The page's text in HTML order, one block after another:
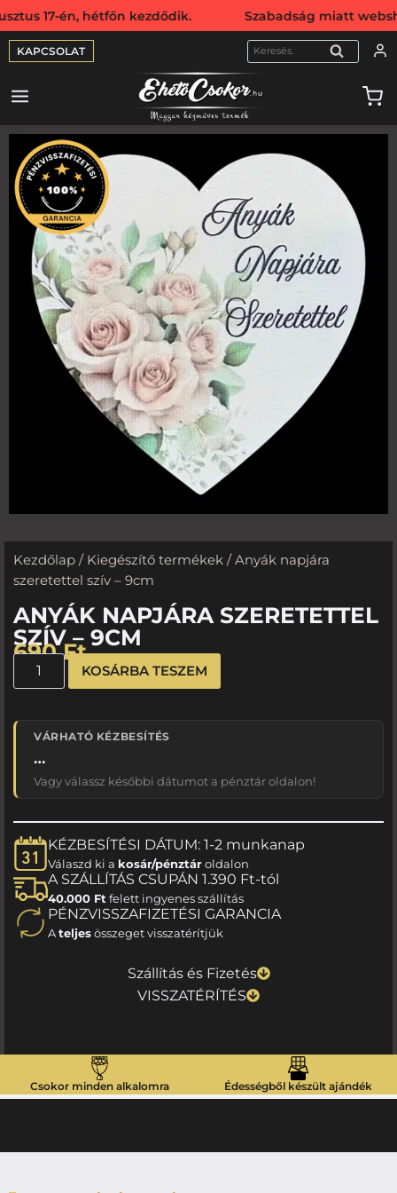
hétfőn kezdődik. Szabadság miatt
KAPCSOLAT KERESÉS
Kezdőlap / Kiegészítő termékek / Anyák napjára
szeretettel szív – 9cm
ANYÁK NAPJÁRA SZERETETTEL
SZÍV – 9CM
690Ft
KOSÁRBA TESZEM
VÁRHATÓ KÉZBESÍTÉS
…
Vagy válassz későbbi dátumot a pénztár oldalon!
KÉZBESÍTÉSI DÁTUM: 1-2 munkanap
Válaszd ki a kosár/pénztároldalon
A SZÁLLÍTÁS CSUPÁN 1.390 Ft-tól
40.000 Ft felett ingyenes szállítás
PÉNZVISSZAFIZETÉSI GARANCIA
Ateljesösszeget visszatérítjük
Szállítás és Fizetés
VISSZATÉRÍTÉS
Csokor minden alkalomra Édességből készült ajándék